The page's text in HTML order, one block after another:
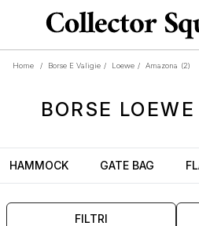
Home / Borse E Valigie / Loewe / Amazona (2)
BORSE
HAMMOCK GATE BAG
FILTRI